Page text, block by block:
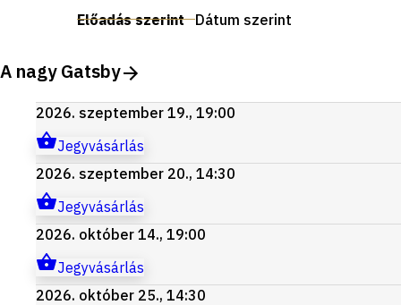
Előadás szerint Dátum szerint
A nagy Gatsby
2026. szeptember 19., 19:00
Jegyvásárlás
2026. szeptember 20., 14:30
Jegyvásárlás
2026. október 14., 19:00
Jegyvásárlás
2026. október 25., 14:30